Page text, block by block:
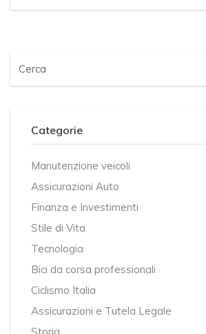
Categorie
Manutenzione veicoli
Assicurazioni Auto
Finanza e Investimenti
Stile di Vita
Tecnologia
Bici da corsa professionali
Ciclismo Italia
Assicurazioni e Tutela Legale